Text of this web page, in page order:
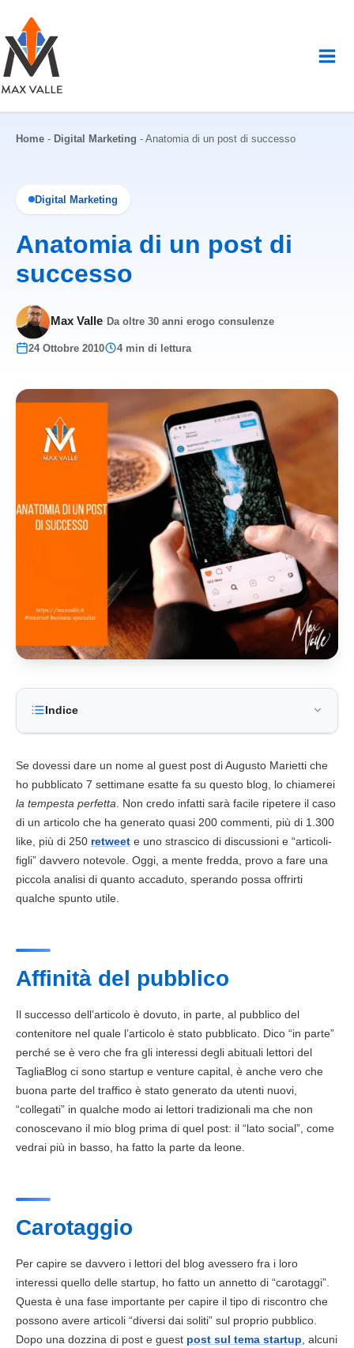
contenuto
Home - Digital Marketing - Anatomia di un post di successo
Digital Marketing
Anatomia di un post di
successo
Max Valle· Da oltre 30 anni erogo consulenze
24 Ottobre 2010 4 min di lettura
Indice
Se dovessi dare un nome al guest post di Augusto Marietti che
ho pubblicato 7 settimane esatte fa su questo blog, lo chiamerei
la tempesta perfetta . Non credo infatti sarà facile ripetere il caso
di un articolo che ha generato quasi 200 commenti, più di 1.300
like, più di 250 retweet e uno strascico di discussioni e “articoli-
figli” davvero notevole. Oggi, a mente fredda, provo a fare una
piccola analisi di quanto accaduto, sperando possa offrirti
qualche spunto utile.
Affinità del pubblico
Il successo dell’articolo è dovuto, in parte, al pubblico del
contenitore nel quale l’articolo è stato pubblicato. Dico “in parte”
perché se è vero che fra gli interessi degli abituali lettori del
TagliaBlog ci sono startup e venture capital, è anche vero che
buona parte del traffico è stato generato da utenti nuovi,
“collegati” in qualche modo ai lettori tradizionali ma che non
conoscevano il mio blog prima di quel post: il “lato social”, come
vedrai più in basso, ha fatto la parte da leone.
Carotaggio
Per capire se davvero i lettori del blog avessero fra i loro
interessi quello delle startup, ho fatto un annetto di “carotaggi”.
Questa è una fase importante per capire il tipo di riscontro che
possono avere articoli “diversi dai soliti” sul proprio pubblico.
Dopo una dozzina di post e guest post sul tema startup , alcuni